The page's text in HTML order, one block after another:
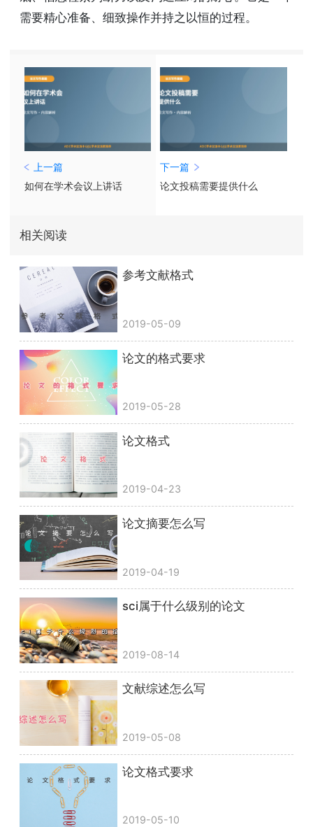
需要精心准备、细致操作并持之以恒的过程。
上一篇
如何在学术会议上讲话
下一篇
论文投稿需要提供什么
相关阅读
参考文献格式
2019-05-09
论文的格式要求
2019-05-28
论文格式
2019-04-23
论文摘要怎么写
2019-04-19
sci属于什么级别的论文
2019-08-14
文献综述怎么写
2019-05-08
论文格式要求
2019-05-10